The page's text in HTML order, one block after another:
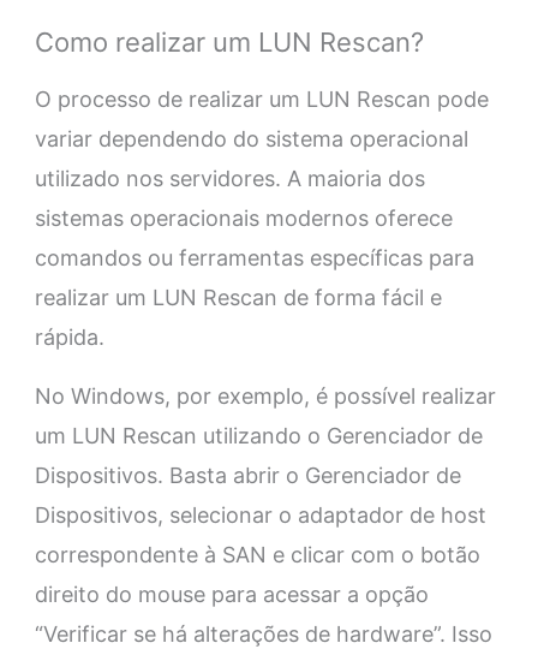
Como realizar um LUN Rescan?
O processo de realizar um LUN Rescan pode
variar dependendo do sistema operacional
utilizado nos servidores. A maioria dos
sistemas operacionais modernos oferece
comandos ou ferramentas específicas para
realizar um LUN Rescan de forma fácil e
rápida.
No Windows, por exemplo, é possível realizar
um LUN Rescan utilizando o Gerenciador de
Dispositivos. Basta abrir o Gerenciador de
Dispositivos, selecionar o adaptador de host
correspondente à SAN e clicar com o botão
direito do mouse para acessar a opção
“Verificar se há alterações de hardware”. Isso